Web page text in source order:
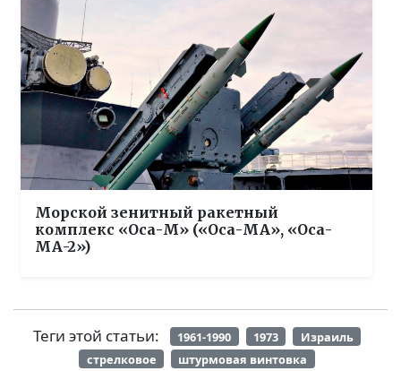
Морской зенитный ракетный
комплекс «Оса-М» («Оса-МА», «Оса-
МА-2»)
Теги этой статьи: 1961-1990 1973
Израиль
стрелковое
штурмовая винтовка